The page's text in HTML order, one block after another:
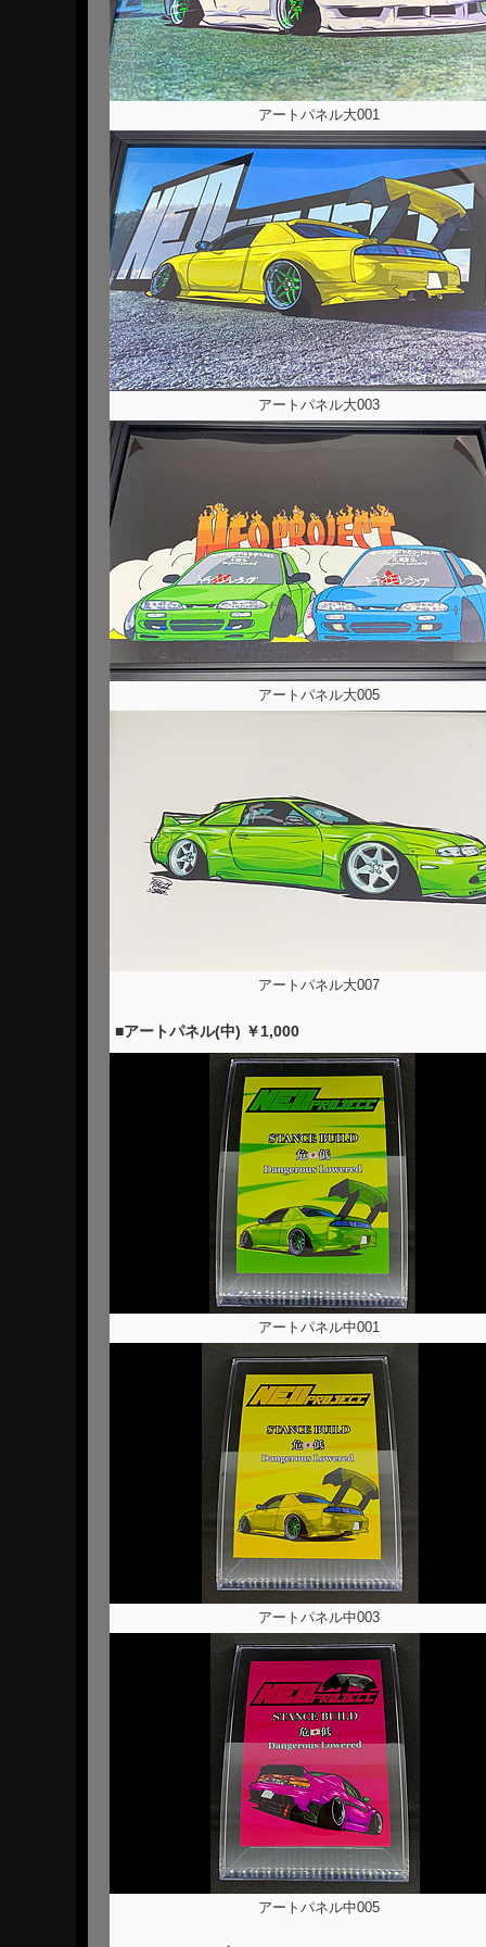
アートパネル大001
アートパネル大003
アートパネル大005
アートパネル大007
■アートパネル(中) ￥1,000
アートパネル中001
アートパネル中003
アートパネル中005